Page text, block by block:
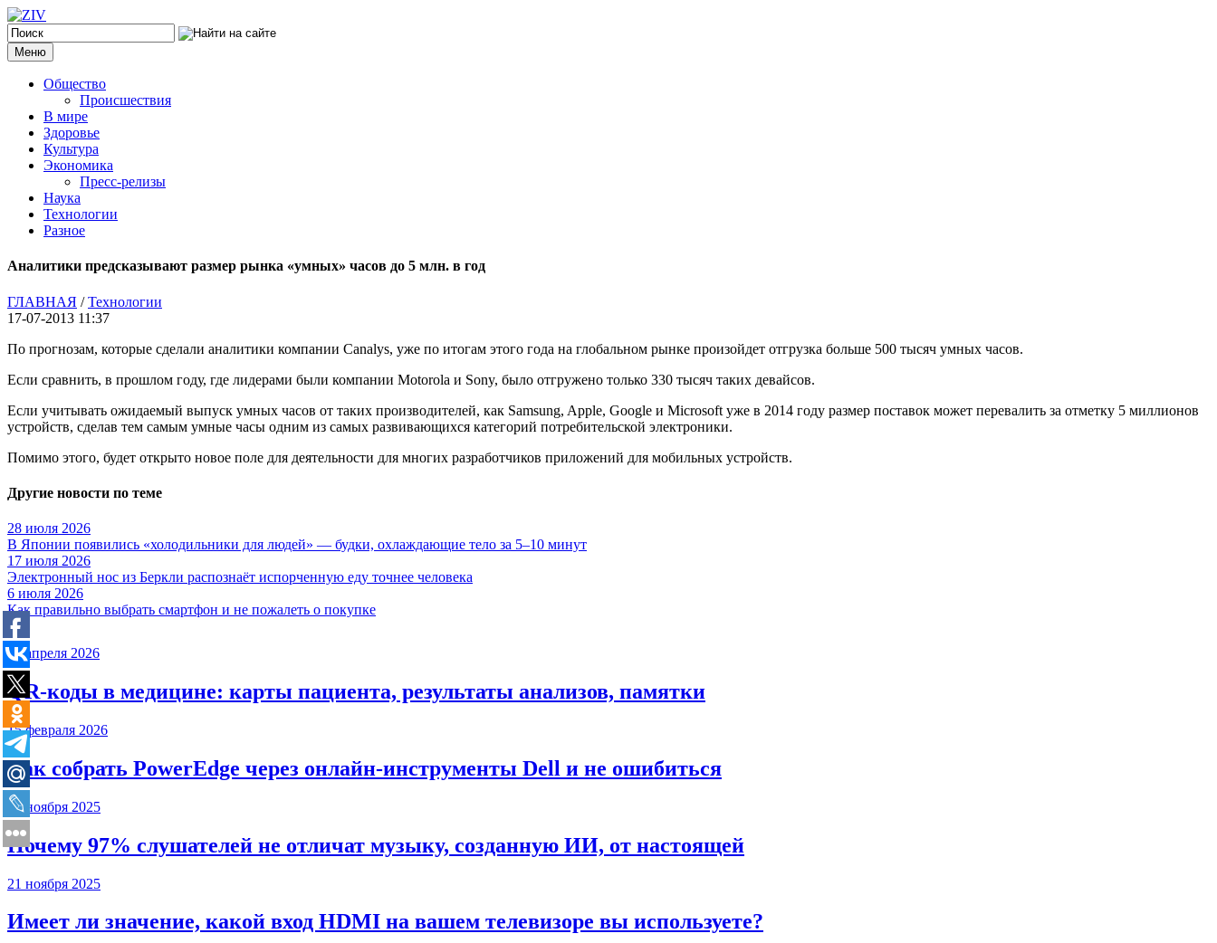
Меню
Общество
Происшествия
В мире
Здоровье
Культура
Экономика
Пресс-релизы
Наука
Технологии
Разное
Аналитики предсказывают размер рынка «умных» часов до 5 млн. в год
ГЛАВНАЯ /Технологии
17-07-2013 11:37
По прогнозам, которые сделали аналитики компании Canalys, уже по итогам этого года на глобальном рынке произойдет отгрузка больше 500 тысяч умных часов.
Если сравнить, в прошлом году, где лидерами были компании Motorola и Sony, было отгружено только 330 тысяч таких девайсов.
Если учитывать ожидаемый выпуск умных часов от таких производителей, как Samsung, Apple, Google и Microsoft уже в 2014 году размер поставок может перевалить за отметку 5 миллионов
устройств, сделав тем самым умные часы одним из самых развивающихся категорий потребительской электроники.
Помимо этого, будет открыто новое поле для деятельности для многих разработчиков приложений для мобильных устройств.
Другие новости по теме
28 июля 2026
В Японии появились «холодильники для людей» — будки, охлаждающие тело за 5–10 минут
17 июля 2026
Электронный нос из Беркли распознаёт испорченную еду точнее человека
6 июля 2026
Как правильно выбрать смартфон и не пожалеть о покупке
20 апреля 2026
QR-коды в медицине: карты пациента, результаты анализов, памятки
15 февраля 2026
Как собрать PowerEdge через онлайн-инструменты Dell и не ошибиться
27 ноября 2025
Почему 97% слушателей не отличат музыку, созданную ИИ, от настоящей
21 ноября 2025
Имеет ли значение, какой вход HDMI на вашем телевизоре вы используете?